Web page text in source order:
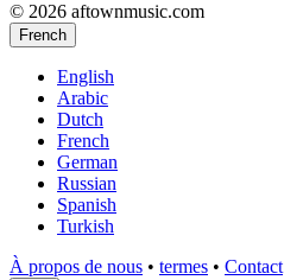
© 2026 aftownmusic.com
French
English
Arabic
Dutch
French
German
Russian
Spanish
Turkish
À propos de nous • termes • Contact